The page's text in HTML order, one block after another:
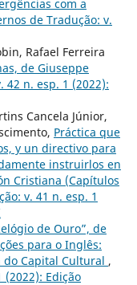
com a
de Tradução: v.
Rafael Ferreira
de Giuseppe
42 n. esp. 1 (2022):
Cancela Júnior,
Práctica que
y un directivo para
instruirlos en
Cristiana (Capítulos
v. 41 n. esp. 1
de Ouro”, de
para o Inglês:
do Capital Cultural ,
(2022): Edição